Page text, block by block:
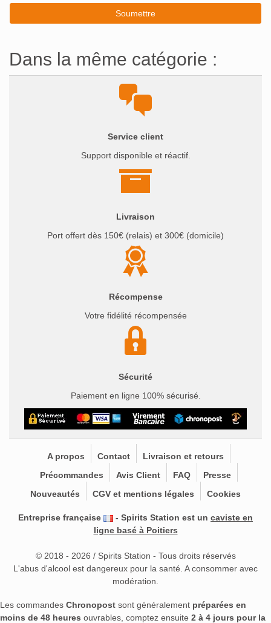
Dans la même catégorie :
Service client
Support disponible et réactif.
Livraison
Port offert dès 150€ (relais) et 300€ (domicile)
Récompense
Votre fidélité récompensée
Sécurité
Paiement en ligne 100% sécurisé.
A propos Contact
Livraison et retours
Précommandes
Avis Client FAQ
Presse
Nouveautés
CGV et mentions légales Cookies
Entreprise française - Spirits Station est un caviste en
ligne basé à Poitiers
© 2018 - 2026 / Spirits Station - Tous droits réservés
L'abus d'alcool est dangereux pour la santé. A consommer avec
modération.
Les commandes Chronopost sont généralement préparées en
moins de 48 heures ouvrables, comptez ensuite 2 à 4 jours pour la